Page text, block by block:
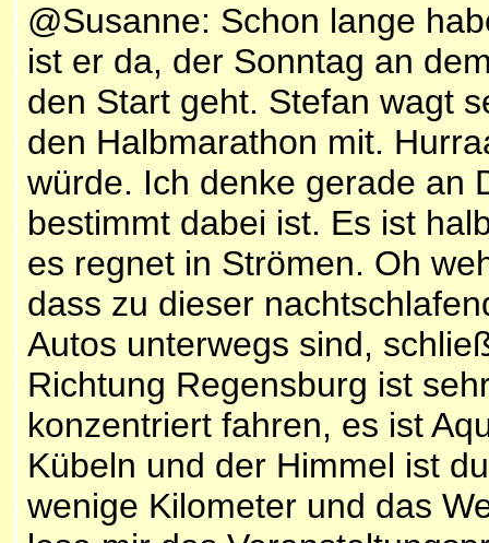
@Susanne: Schon lange
ist er da, der Sonntag an
den Start geht. Stefan wagt
den Halbmarathon mit.
würde. Ich denke gerade an
bestimmt dabei ist. Es ist
es regnet in Strömen. Oh
dass zu dieser
Autos unterwegs sind,
Richtung Regensburg ist
konzentriert fahren, es ist
Kübeln und der Himmel ist
wenige Kilometer und das